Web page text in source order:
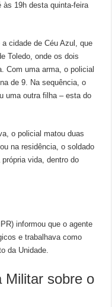
às 19h desta quinta-feira
cidade de Céu Azul, que
Toledo, onde os dois
Com uma arma, o policial
de 9. Na sequência, o
uma outra filha – esta do
o policial matou duas
na residência, o soldado
vida, dentro do
informou que o agente
e trabalhava como
da Unidade.
Militar sobre o